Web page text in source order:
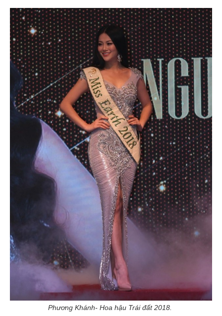
Phương Khánh- Hoa hậu Trái đất 2018.